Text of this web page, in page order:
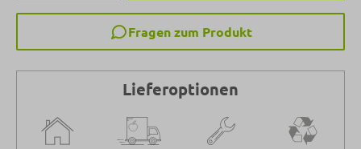
Fragen zum Produkt
Lieferoptionen